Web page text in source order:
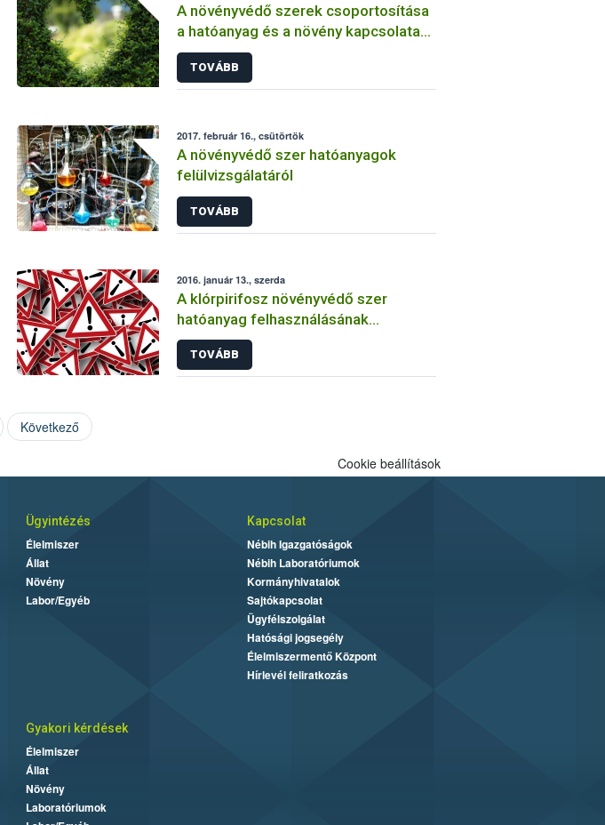
A növényvédő szerek csoportosítása
a hatóanyag és a növény kapcsolata
szerint
TOVÁBB
2017. február 16., csütörtök
A növényvédő szer hatóanyagok
felülvizsgálatáról
TOVÁBB
2016. január 13., szerda
A klórpirifosz növényvédő szer
hatóanyag felhasználásának
korlátozása
TOVÁBB
Következő
Cookie beállítások
Ügyintézés
Élelmiszer
Állat
Növény
Labor/Egyéb
Kapcsolat
Nébih Igazgatóságok
Nébih Laboratóriumok
Kormányhivatalok
Sajtókapcsolat
Ügyfélszolgálat
Hatósági jogsegély
Élelmiszermentő Központ
Hírlevél feliratkozás
Gyakori kérdések
Élelmiszer
Állat
Növény
Laboratóriumok